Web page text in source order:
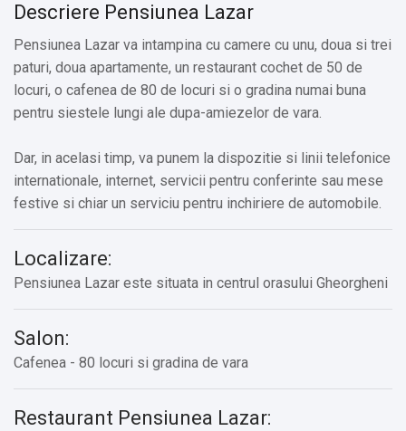
Descriere Pensiunea Lazar
Pensiunea Lazar va intampina cu camere cu unu, doua si trei
paturi, doua apartamente, un restaurant cochet de 50 de
locuri, o cafenea de 80 de locuri si o gradina numai buna
pentru siestele lungi ale dupa-amiezelor de vara.
Dar, in acelasi timp, va punem la dispozitie si linii telefonice
internationale, internet, servicii pentru conferinte sau mese
festive si chiar un serviciu pentru inchiriere de automobile.
Localizare:
Pensiunea Lazar este situata in centrul orasului Gheorgheni
Salon:
Cafenea - 80 locuri si gradina de vara
Restaurant Pensiunea Lazar: